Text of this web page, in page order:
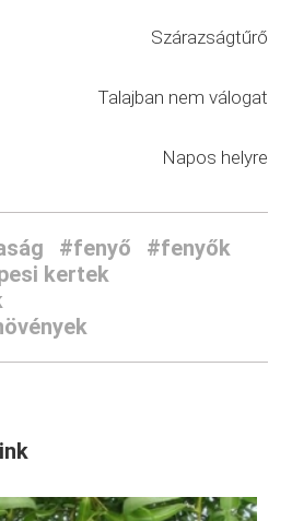
Szárazságtűrő
Talajban nem válogat
Napos helyre
#fenyő
#fenyők
kertek